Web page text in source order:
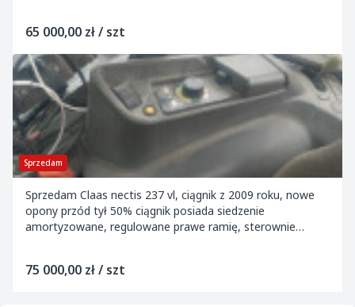
65 000,00 zł / szt
Sprzedam
Sprzedam Claas nectis 237 vl, ciągnik z 2009 roku, nowe
opony przód tył 50% ciągnik posiada siedzenie
amortyzowane, regulowane prawe ramię, sterownie
75 000,00 zł / szt